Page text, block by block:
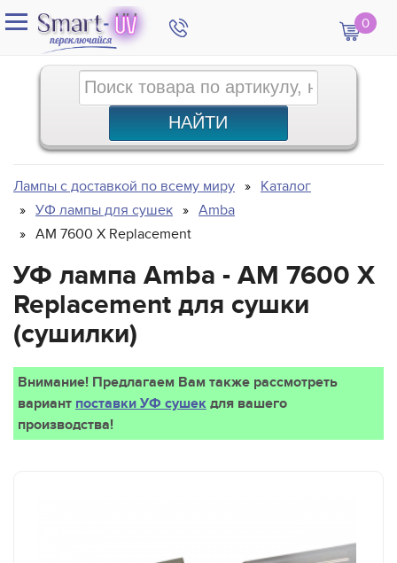
0
Лампы с доставкой по всему миру
Каталог
УФ лампы для сушек
Amba
AM 7600 X Replacement
УФ лампа Amba - AM 7600 X
Replacement для сушки
(сушилки)
Внимание! Предлагаем Вам также рассмотреть
вариант поставки УФ сушек для вашего
производства!